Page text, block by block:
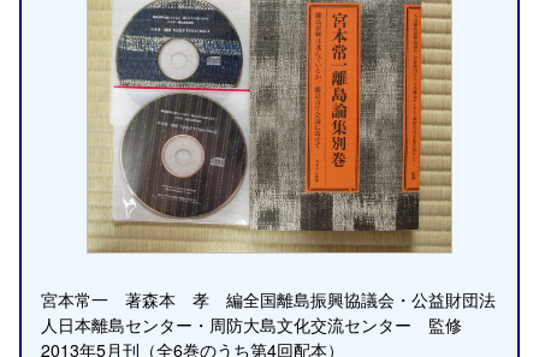
宮本常一 著森本 孝 編全国離島振興協議会・公益財団法
人日本離島センター・周防大島文化交流センター 監修
2013年5月刊（全6巻のうち第4回配本）